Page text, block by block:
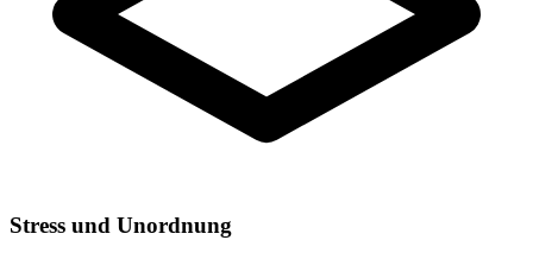
Stress und Unordnung